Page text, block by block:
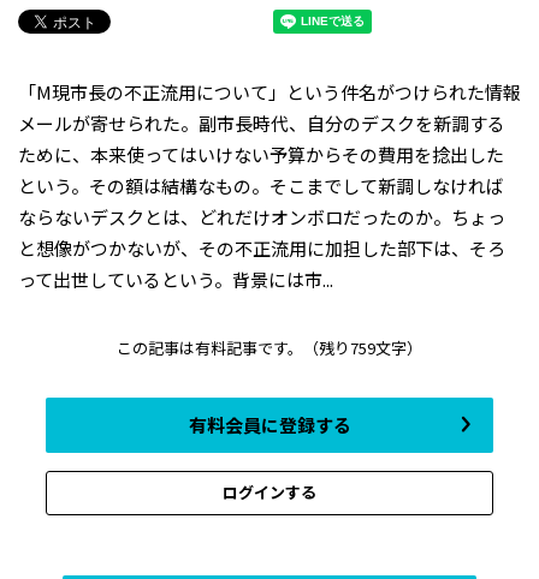
「M現市長の不正流用について」という件名がつけられた情報
メールが寄せられた。副市長時代、自分のデスクを新調する
ために、本来使ってはいけない予算からその費用を捻出した
という。その額は結構なもの。そこまでして新調しなければ
ならないデスクとは、どれだけオンボロだったのか。ちょっ
と想像がつかないが、その不正流用に加担した部下は、そろ
って出世しているという。背景には市...
この記事は有料記事です。 （残り759文字）
有料会員に登録する
ログインする